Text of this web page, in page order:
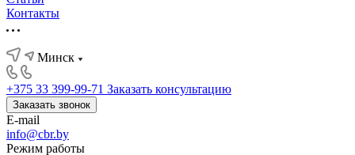
Контакты
Минск
+375 33 399-99-71 Заказать консультацию
Заказать звонок
E-mail
info@cbr.by
Режим работы